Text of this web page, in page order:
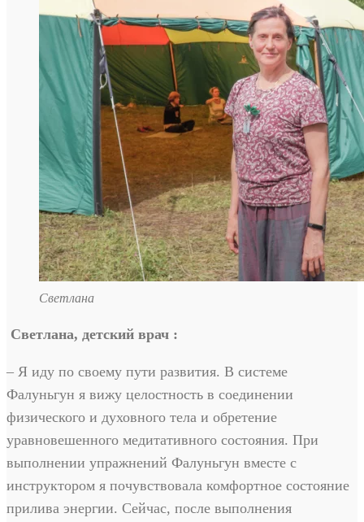
Светлана
Светлана, детский врач :
– Я иду по своему пути развития. В системе
Фалуньгун я вижу целостность в соединении
физического и духовного тела и обретение
уравновешенного медитативного состояния. При
выполнении упражнений Фалуньгун вместе с
инструктором я почувствовала комфортное состояние
прилива энергии. Сейчас, после выполнения